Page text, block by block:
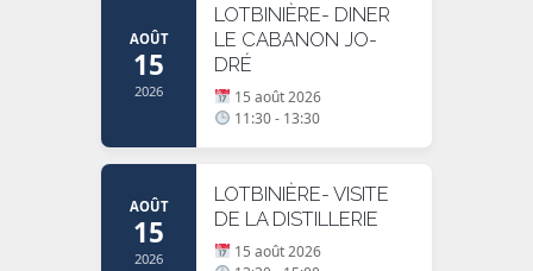
AOÛT
15
2026
LOTBINIÈRE- DINER
LE CABANON JO-
DRÉ
15 août 2026
11:30 - 13:30
AOÛT
15
2026
LOTBINIÈRE- VISITE
DE LA DISTILLERIE
15 août 2026